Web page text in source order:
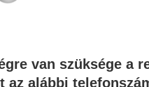
van szüksége a
az alábbi